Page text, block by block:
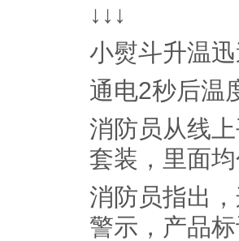
↓↓↓
小熨斗升温迅
通电2秒后温
消防员从线
套装，里面
消防员指出
警示，产品